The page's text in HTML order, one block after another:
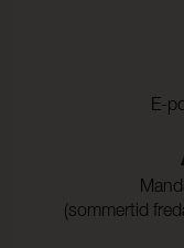
E-
(sommertid